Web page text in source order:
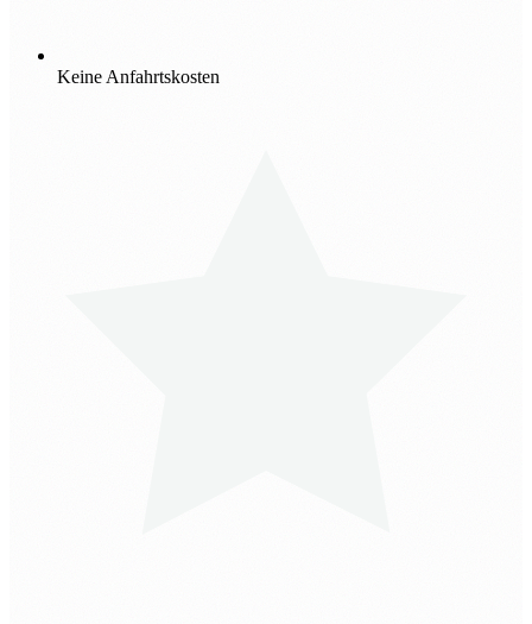
Keine Anfahrtskosten